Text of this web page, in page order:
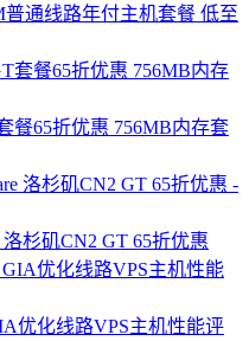
通线路年付主机套餐 低至
餐65折优惠 756MB内存套
杉矶CN2 GT 65折优惠
优化线路VPS主机性能评